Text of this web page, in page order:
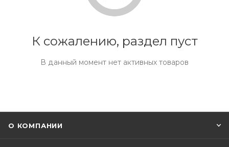
К сожалению, раздел пуст
В данный момент нет активных товаров
О КОМПАНИИ